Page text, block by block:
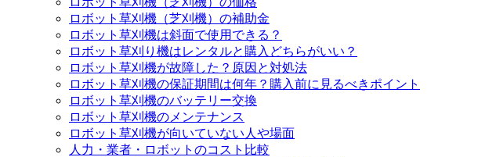
ロボット草刈機（芝刈機）の補助金
ロボット草刈機は斜面で使用できる？
ロボット草刈り機はレンタルと購入どちらがいい？
ロボット草刈機が故障した？原因と対処法
ロボット草刈機の保証期間は何年？購入前に見るべきポイント
ロボット草刈機のバッテリー交換
ロボット草刈機のメンテナンス
ロボット草刈機が向いていない人や場面
人力・業者・ロボットのコスト比較